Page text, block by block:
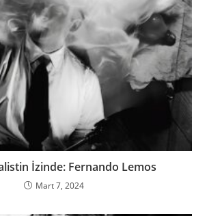
İzinde: Fernando Lemos
Mart 7, 2024